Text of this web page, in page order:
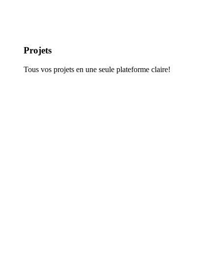
Projets
Tous vos projets en une seule plateforme claire!